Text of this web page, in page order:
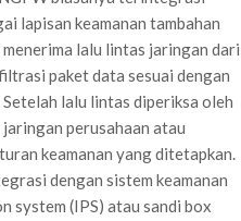
lapisan keamanan tambahan
lalu lintas jaringan dari
paket data sesuai dengan
lalu lintas diperiksa oleh
perusahaan atau
keamanan yang ditetapkan.
dengan sistem keamanan
system (IPS) atau sandi box